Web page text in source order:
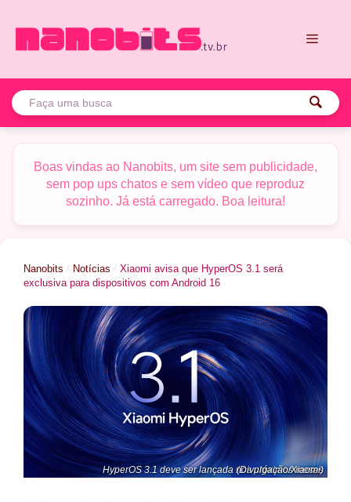
para
Boas vindas ao Nanobits, um site sem publicidade,
sem pop ups chatos e sem vídeo que reproduz
sozinho. Já está carregado. Boa leitura!
Nanobits / Notícias / Xiaomi avisa que HyperOS 3.1 será
exclusiva para dispositivos com Android 16
HyperOS 3.1 deve ser lançada nos próximos meses (Divulgação/Xiaomi)